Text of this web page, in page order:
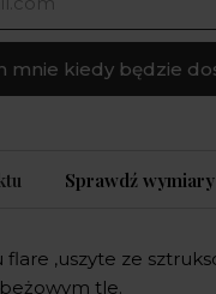
mnie kiedy będzie
Sprawdź wymiary
flare ,uszyte ze
tle.